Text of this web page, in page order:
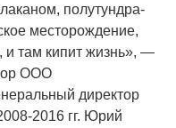
полутундра-
месторождение,
и там кипит жизнь», —
ООО
директор
2016 гг. Юрий